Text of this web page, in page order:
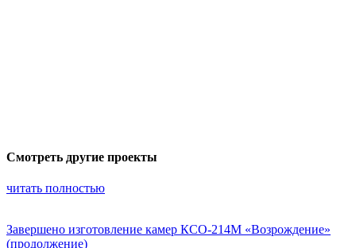
Смотреть другие проекты
читать полностью
Завершено изготовление камер КСО-214М «Возрождение»
(продолжение)